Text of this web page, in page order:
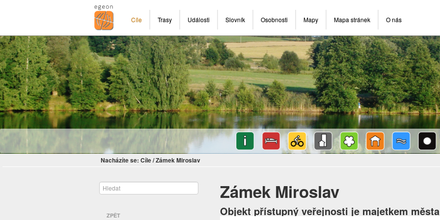
Cíle Trasy Události Slovník Osobnosti Mapy Mapa stránek O nás
Nacházíte se: Cíle/Zámek Miroslav
ZPĚT
Zámek Miroslav
Objekt přístupný veřejnosti je majetkem města